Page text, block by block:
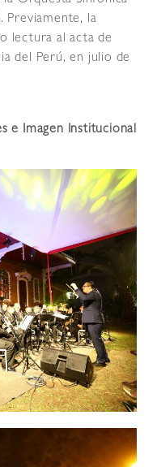
Previamente, la
lectura al acta de
del Perú, en julio de
e Imagen Institucional